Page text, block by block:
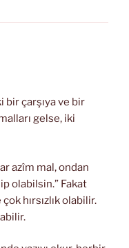
bir çarşıya ve bir
gelse, iki
azîm mal, ondan
olabilsin.” Fakat
hırsızlık olabilir.